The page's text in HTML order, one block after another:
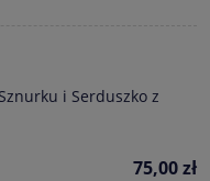
i Serduszko z
75,00 zł